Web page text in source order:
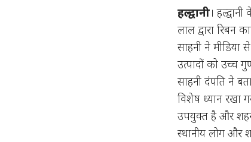
हल्द्वानी।
लाल द्वारा
साहनी ने
उत्पादों को उच्च
साहनी दंपति ने
विशेष ध्यान रखा
उपयुक्त है और
स्थानीय लोग और